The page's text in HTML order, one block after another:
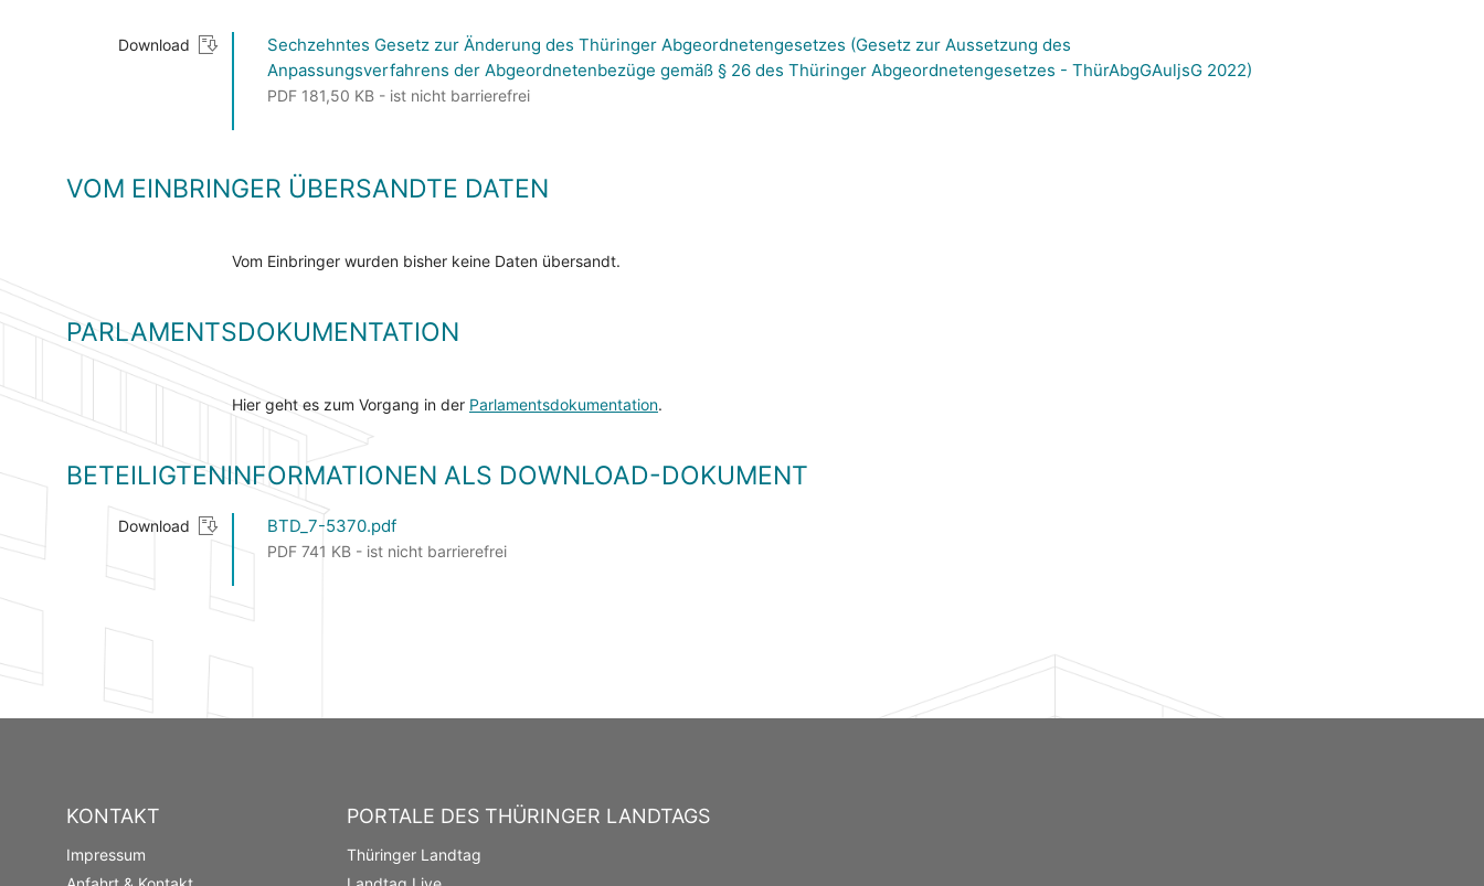
Download
Sechzehntes Gesetz zur Änderung des Thüringer Abgeordnetengesetzes (Gesetz zur Aussetzung des
Anpassungsverfahrens der Abgeordnetenbezüge gemäß § 26 des Thüringer Abgeordnetengesetzes - ThürAbgGAuljsG 2022)
PDF 181,50 KB - ist nicht barrierefrei
VOM EINBRINGER ÜBERSANDTE DATEN
Vom Einbringer wurden bisher keine Daten übersandt.
PARLAMENTSDOKUMENTATION
Hier geht es zum Vorgang in der Parlamentsdokumentation.
BETEILIGTENINFORMATIONEN ALS DOWNLOAD-DOKUMENT
Download BTD_7-5370.pdf
PDF 741 KB - ist nicht barrierefrei
KONTAKT
Impressum
PORTALE DES THÜRINGER LANDTAGS
Thüringer Landtag